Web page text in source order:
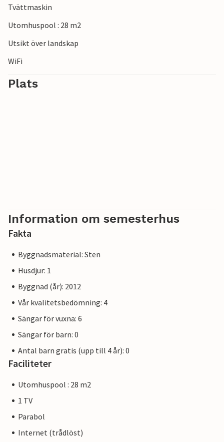
Tvättmaskin
Utomhuspool : 28 m2
Utsikt över landskap
WiFi
Plats
Information om semesterhus
Fakta
Byggnadsmaterial: Sten
Husdjur: 1
Byggnad (år): 2012
Vår kvalitetsbedömning: 4
Sängar för vuxna: 6
Sängar för barn: 0
Antal barn gratis (upp till 4 år): 0
Faciliteter
Utomhuspool : 28 m2
1 TV
Parabol
Internet (trådlöst)